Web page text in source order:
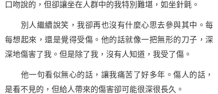
口吻說的，但卻讓坐在人群中的我特別難堪，如坐針氈。
別人繼續說笑，我卻再也沒有什麼心思去參與其中。每
每想起來，還是覺得受傷。他的話就像一把無形的刀子，深
深地傷害了我。但是除了我，沒有人知道，我受了傷。
他一句看似無心的話，讓我痛苦了好多年。傷人的話，
是看不見的，但給人帶來的傷害卻可能很深很長久。